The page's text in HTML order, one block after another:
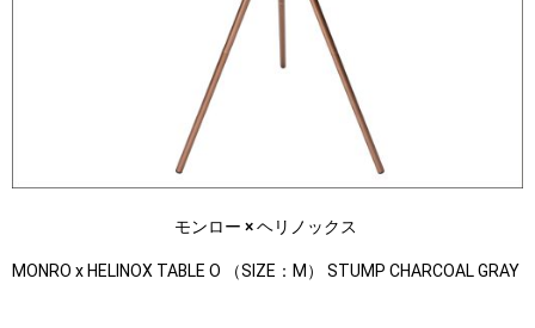
モンロー × ヘリノックス
MONRO x HELINOX TABLE O （SIZE：M） STUMP CHARCOAL GRAY